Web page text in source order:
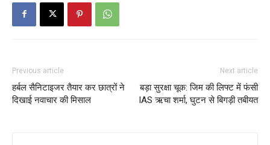
Previous article
हर्बल सैनिटाइजर तैयार कर छात्रों ने
दिखाई नवाचार की मिसाल
Next article
बड़ा सुरक्षा चूक: जिम की लिफ्ट में फंसी
IAS ऋचा शर्मा, घुटन से बिगड़ी तबीयत